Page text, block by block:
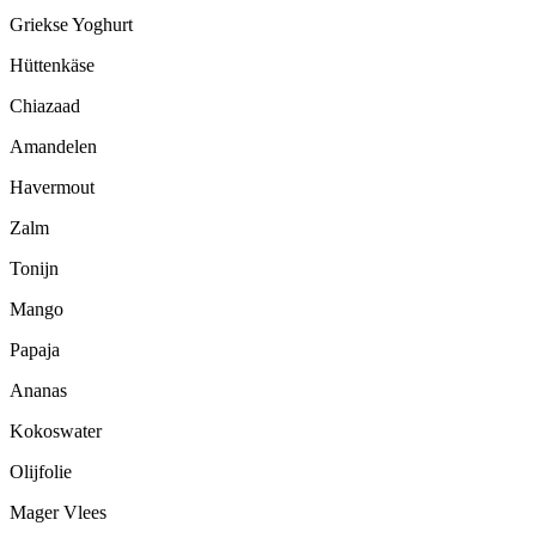
Griekse Yoghurt
Hüttenkäse
Chiazaad
Amandelen
Havermout
Zalm
Tonijn
Mango
Papaja
Ananas
Kokoswater
Olijfolie
Mager Vlees